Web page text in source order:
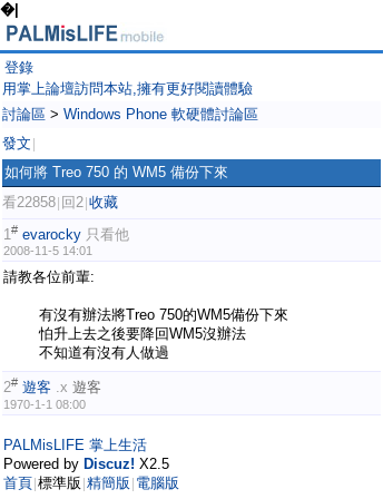
�|
登錄
用掌上論壇訪問本站,擁有更好閱讀體驗
討論區 > Windows Phone 軟硬體討論區
發文
如何將 Treo 750 的 WM5 備份下來
看22858 回2 收藏
1# evarocky 只看他
2008-11-5 14:01
請教各位前輩:
有沒有辦法將Treo 750的WM5備份下來
怕升上去之後要降回WM5沒辦法
不知道有沒有人做過
2# 遊客 .x 遊客
1970-1-1 08:00
PALMisLIFE 掌上生活
Powered by Discuz! X2.5
首頁|標準版 |精簡版 | 電腦版